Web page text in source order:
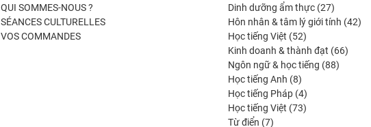
QUI SOMMES-NOUS ?
SÉANCES CULTURELLES
VOS COMMANDES
produits
Dinh dưỡng ẩm thực 2727
produits
Hôn nhân & tâm lý giới tính 4242
Học tiếng Việt 5252
produits
Kinh doanh & thành đạt 6666
Ngôn ngữ & học tiếng 8888
Học tiếng Anh 88
produits
Học tiếng Pháp 44
produits
Học tiếng Việt 7373
Từ điển 77